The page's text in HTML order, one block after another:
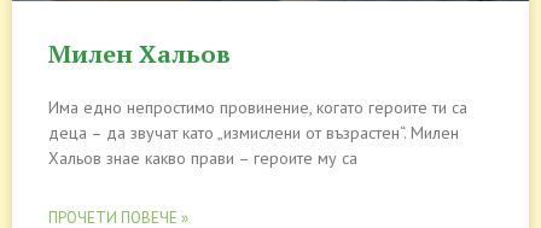
Милен Хальов
Има едно непростимо провинение, когато героите ти са
деца – да звучат като „измислени от възрастен“. Милен
Хальов знае какво прави – героите му са
ПРОЧЕТИ ПОВЕЧЕ »